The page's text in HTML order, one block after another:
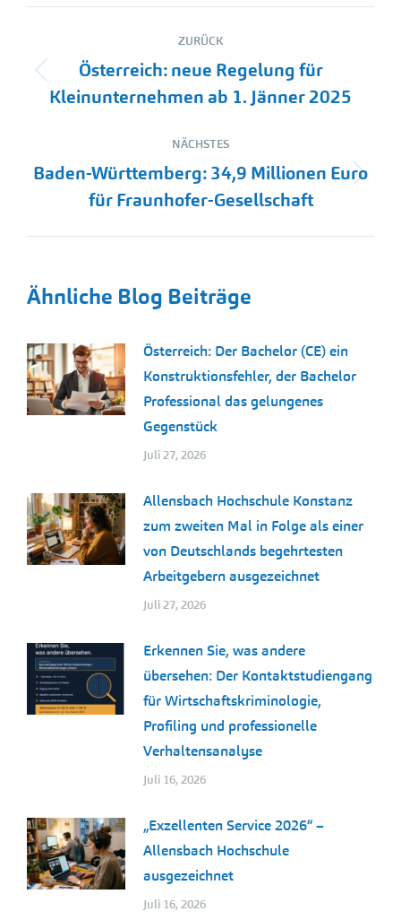
Kommentarnavigation
ZURÜCK
Vorheriger
Beitrag:
Österreich: neue Regelung für
Kleinunternehmen ab 1. Jänner 2025
NÄCHSTES
Nächster
Beitrag:
Baden-Württemberg: 34,9 Millionen Euro
für Fraunhofer-Gesellschaft
Ähnliche Blog Beiträge
Österreich: Der Bachelor (CE) ein
Konstruktionsfehler, der Bachelor
Professional das gelungenes
Gegenstück
Juli 27, 2026
Allensbach Hochschule Konstanz
zum zweiten Mal in Folge als einer
von Deutschlands begehrtesten
Arbeitgebern ausgezeichnet
Juli 27, 2026
Erkennen Sie, was andere
übersehen: Der Kontaktstudiengang
für Wirtschaftskriminologie,
Profiling und professionelle
Verhaltensanalyse
Juli 16, 2026
„Exzellenten Service 2026“ –
Allensbach Hochschule
ausgezeichnet
Juli 16, 2026